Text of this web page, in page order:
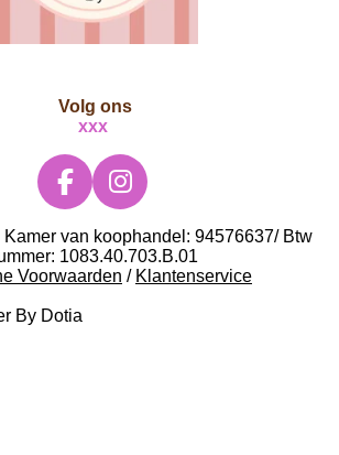
Volg ons
xxx
F
c
e
o
I
s
t
van koophandel: 94576637/ Btw
1083.40.703.B.01
Voorwaarden / Klantenservice
By Dotia